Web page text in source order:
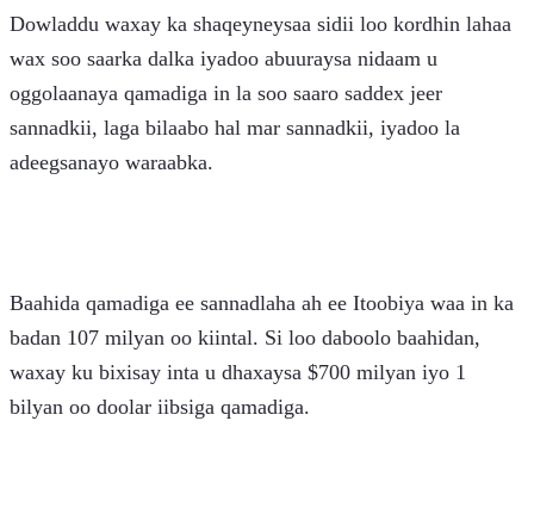
Dowladdu waxay ka shaqeyneysaa sidii loo kordhin lahaa
wax soo saarka dalka iyadoo abuuraysa nidaam u
oggolaanaya qamadiga in la soo saaro saddex jeer
sannadkii, laga bilaabo hal mar sannadkii, iyadoo la
adeegsanayo waraabka.
Baahida qamadiga ee sannadlaha ah ee Itoobiya waa in ka
badan 107 milyan oo kiintal. Si loo daboolo baahidan,
waxay ku bixisay inta u dhaxaysa $700 milyan iyo 1
bilyan oo doolar iibsiga qamadiga.